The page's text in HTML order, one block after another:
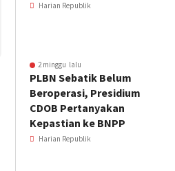
Harian Republik
2 minggu lalu
PLBN Sebatik Belum
Beroperasi, Presidium
CDOB Pertanyakan
Kepastian ke BNPP
Harian Republik